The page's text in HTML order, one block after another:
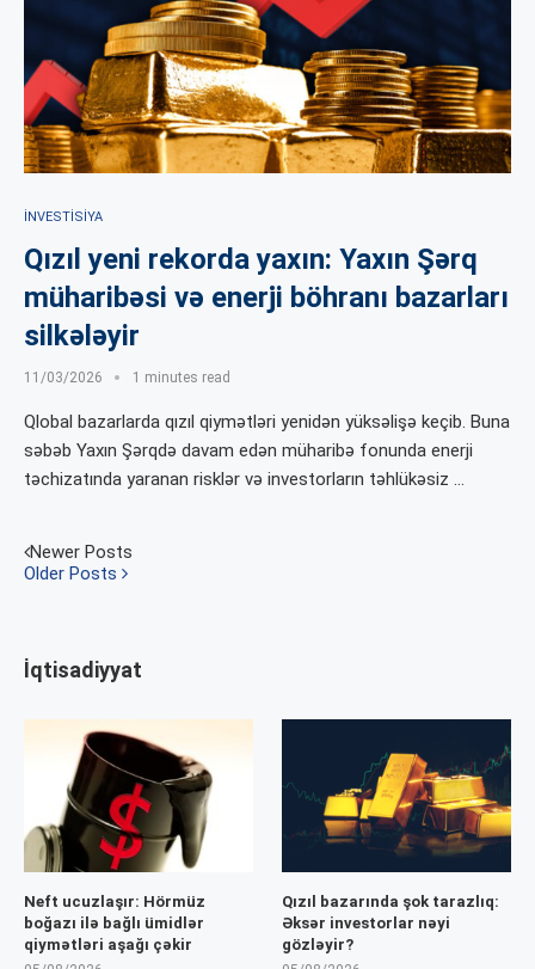
İNVESTISIYA
Qızıl yeni rekorda yaxın: Yaxın Şərq
müharibəsi və enerji böhranı bazarları
silkələyir
11/03/2026 1 minutes read
Qlobal bazarlarda qızıl qiymətləri yenidən yüksəlişə keçib. Buna
səbəb Yaxın Şərqdə davam edən müharibə fonunda enerji
təchizatında yaranan risklər və investorların təhlükəsiz …
Newer Posts
Older Posts
İqtisadiyyat
Neft ucuzlaşır: Hörmüz
boğazı ilə bağlı ümidlər
qiymətləri aşağı çəkir
Qızıl bazarında şok tarazlıq:
Əksər investorlar nəyi
gözləyir?